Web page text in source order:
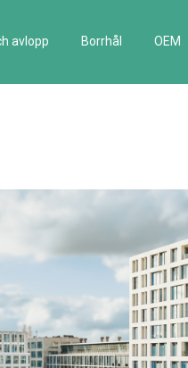
avlopp Borrhål OEM